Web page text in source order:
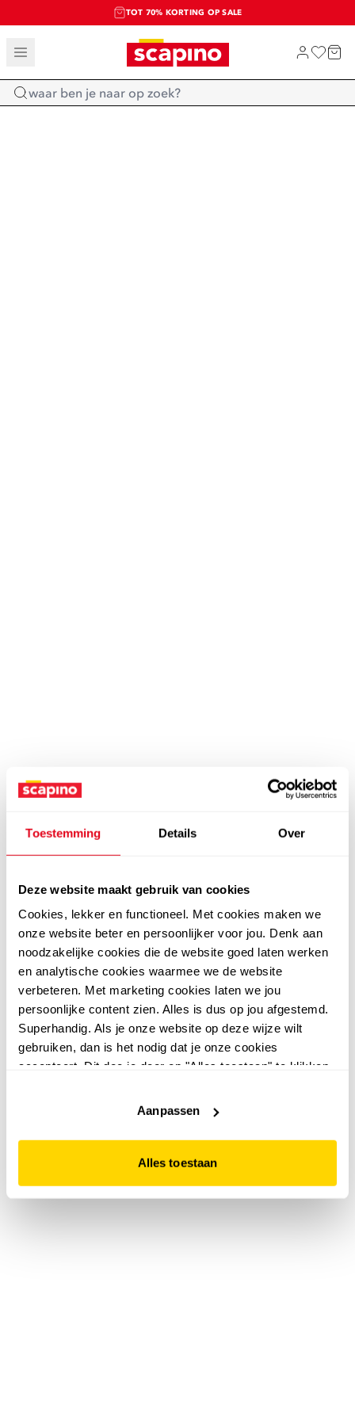
Toestemming Details Over
Deze website maakt gebruik van cookies
Cookies, lekker en functioneel. Met cookies maken we
onze website beter en persoonlijker voor jou. Denk aan
noodzakelijke cookies die de website goed laten werken
en analytische cookies waarmee we de website
verbeteren. Met marketing cookies laten we jou
persoonlijke content zien. Alles is dus op jou afgestemd.
Superhandig. Als je onze website op deze wijze wilt
gebruiken, dan is het nodig dat je onze cookies
accepteert. Dit doe je door op "Alles toestaan" te klikken.
website niet optimaal functioneert.
Aanpassen
Alles toestaan
TOT 70% KORTING OP SALE
SALE: LAATSTE KANS!
SHOP NIEUW
Home